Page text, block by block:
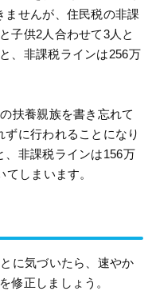
ませんが、住民税の非課
子供2人合わせて3人と
、非課税ラインは256万
扶養親族を書き忘れて
に行われることになり
、非課税ラインは156万
しまいます。
に気づいたら、速やか
修正しましょう。